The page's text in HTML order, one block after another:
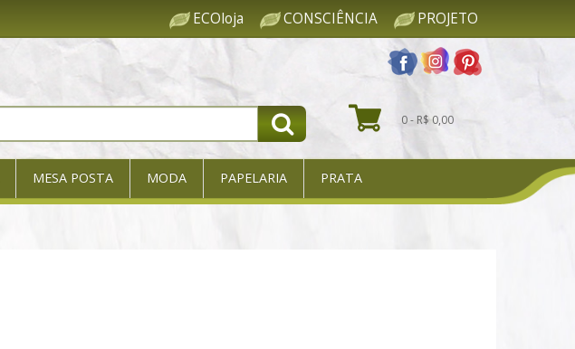
ECOloja CONSCIÊNCIA PROJETO
0 - R$ 0,00
MESA POSTA MODA PAPELARIA PRATA